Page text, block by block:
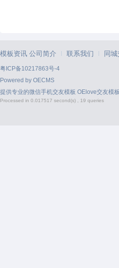
模板资讯 公司简介 | 联系我们 | 同
粤ICP备10217863号-4
Powered by OECMS
提供专业的微信手机交友模板 OElove交友模板
Processed in 0.017517 second(s) , 19 queries